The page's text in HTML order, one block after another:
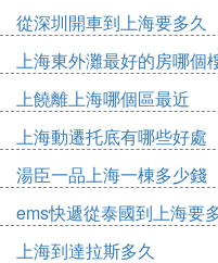
3. 上海社保基數
企業以本企業上年度
工個人以本人上年度
費基數不得低於職工
工均實行統一的＂保底
數低於上年度全市職工
市職工月平均工資60
從深圳開車到上海要多久
上海東外灘最好的房哪個
上饒離上海哪個區最近
上海動遷托底有哪些好處
湯臣一品上海一棟多少錢
ems快遞從泰國到上海要
久
上海到達拉斯多久